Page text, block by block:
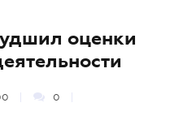
оценки
0